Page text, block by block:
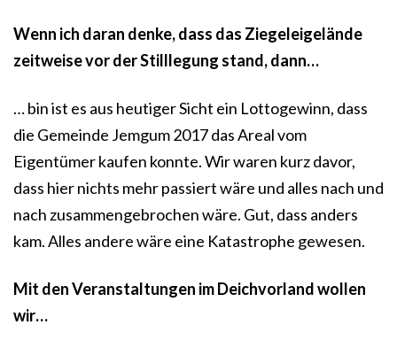
Wenn ich daran denke, dass das Ziegeleigelände
zeitweise vor der Stilllegung stand, dann…
… bin ist es aus heutiger Sicht ein Lottogewinn, dass
die Gemeinde Jemgum 2017 das Areal vom
Eigentümer kaufen konnte. Wir waren kurz davor,
dass hier nichts mehr passiert wäre und alles nach und
nach zusammengebrochen wäre. Gut, dass anders
kam. Alles andere wäre eine Katastrophe gewesen.
Mit den Veranstaltungen im Deichvorland wollen
wir…